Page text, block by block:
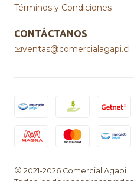
Términos y Condiciones
CONTÁCTANOS
ventas@comercialagapi.cl
2021-2026 Comercial Agapi.